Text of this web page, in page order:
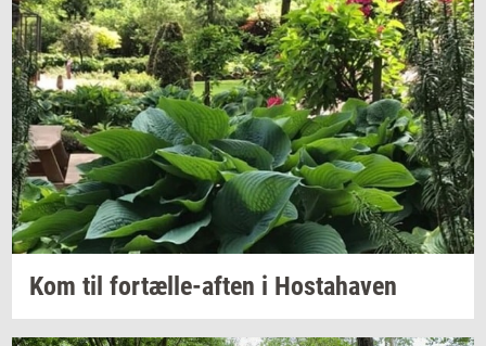
Kom til fortælle-​aften i Hosta­ha­ven